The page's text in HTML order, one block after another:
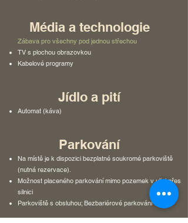
Média a technologie
Zábava pro všechny pod jednou střechou
TV s plochou obrazovkou
Kabelové programy
Jídlo a pití
Automat (káva)
Parkování
Na místě je k dispozici bezplatné soukromé parkoviště
(nutná rezervace).
Možnost placeného parkování mimo pozemek v ulici přes
silnici
Parkoviště s obsluhou; Bezbariérové parkování